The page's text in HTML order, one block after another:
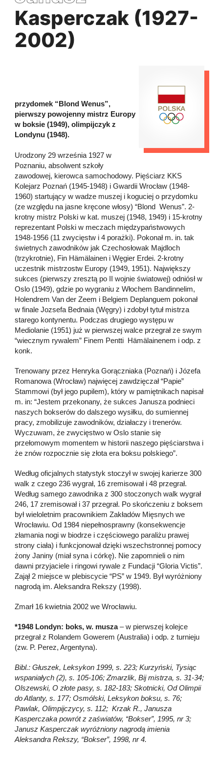
Kasperczak (1927-
2002)
przydomek “Blond Wenus”,
pierwszy powojenny mistrz Europy
w boksie (1949), olimpijczyk z
Londynu (1948).
Urodzony 29 września 1927 w
Poznaniu, absolwent szkoły
zawodowej, kierowca samochodowy. Pięściarz KKS
Kolejarz Poznań (1945-1948) i Gwardii Wrocław (1948-
1960) startujący w wadze muszej i koguciej o przydomku
(ze względu na jasne kręcone włosy) “Blond Wenus”. 2-
krotny mistrz Polski w kat. muszej (1948, 1949) i 15-krotny
reprezentant Polski w meczach międzypaństwowych
1948-1956 (11 zwycięstw i 4 porażki). Pokonał m. in. tak
świetnych zawodników jak Czechosłowak Majdloch
(trzykrotnie), Fin Hämälainen i Węgier Erdei. 2-krotny
uczestnik mistrzostw Europy (1949, 1951). Największy
sukces (pierwszy zresztą po II wojnie światowej) odniósł w
Oslo (1949), gdzie po wygraniu z Włochem Bandinnelim,
Holendrem Van der Zeem i Belgiem Deplanguem pokonał
w finale Jozsefa Bednaia (Węgry) i zdobył tytuł mistrza
starego kontynentu. Podczas drugiego występu w
Mediolanie (1951) już w pierwszej walce przegrał ze swym
“wiecznym rywalem” Finem Pentti Hämälainenem i odp. z
konk.
Trenowany przez Henryka Gorączniaka (Poznań) i Józefa
Romanowa (Wrocław) najwięcej zawdzięczał “Papie”
Stammowi (był jego pupilem), który w pamiętnikach napisał
m. in: “Jestem przekonany, że sukces Janusza podnieci
naszych bokserów do dalszego wysiłku, do sumiennej
pracy, zmobilizuje zawodników, działaczy i trenerów.
Wyczuwam, że zwycięstwo w Oslo stanie się
przełomowym momentem w historii naszego pięściarstwa i
że znów rozpocznie się złota era boksu polskiego”.
Według oficjalnych statystyk stoczył w swojej karierze 300
walk z czego 236 wygrał, 16 zremisował i 48 przegrał.
Według samego zawodnika z 300 stoczonych walk wygrał
246, 17 zremisował i 37 przegrał. Po skończeniu z boksem
był wieloletnim pracownikiem Zakładów Mięsnych we
Wrocławiu. Od 1984 niepełnosprawny (konsekwencje
złamania nogi w biodrze i częściowego paraliżu prawej
strony ciała) i funkcjonował dzięki wszechstronnej pomocy
żony Janiny (miał syna i córkę). Nie zapomnieli o nim
dawni przyjaciele i ringowi rywale z Fundacji “Gloria Victis”.
Zajął 2 miejsce w plebiscycie “PS” w 1949. Był wyróżniony
nagrodą im. Aleksandra Rekszy (1998).
Zmarł 16 kwietnia 2002 we Wrocławiu.
*1948 Londyn: boks, w. musza– w pierwszej kolejce
przegrał z Rolandem Gowerem (Australia) i odp. z turnieju
(zw. P. Perez, Argentyna).
Bibl.: Głuszek, Leksykon 1999, s. 223; Kurzyński, Tysiąc
wspaniałych (2), s. 105-106; Zmarzlik, Bij mistrza, s. 31-34;
Olszewski, O złote pasy, s. 182-183; Skotnicki, Od Olimpii
do Atlanty, s. 177; Osmólski, Leksykon boksu, s. 76;
Pawlak, Olimpijczycy, s. 112; Krzak R., Janusza
Kasperczaka powrót z zaświatów, “Bokser”, 1995, nr 3;
Janusz Kasperczak wyróżniony nagrodą imienia
Aleksandra Rekszy, “Bokser”, 1998, nr 4.